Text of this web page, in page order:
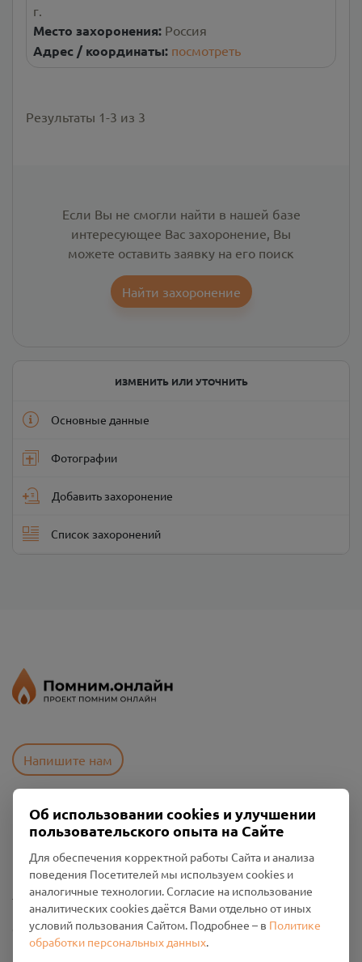
г.
Место захоронения: Россия
Адрес / координаты: посмотреть
Результаты 1-3 из 3
Если Вы не смогли найти в нашей базе
интересующее Вас захоронение, Вы
можете оставить заявку на его поиск
Найти захоронение
ИЗМЕНИТЬ ИЛИ УТОЧНИТЬ
Основные данные
Фотографии
Добавить захоронение
Список захоронений
Напишите нам
Пользовательское соглашение
Политика конфиденциальности
Промо-материалы
Настройки cookies
Общество с ограниченной ответственностью «Смоленский
Проект Помним»
Об использовании cookies и улучшении
пользовательского опыта на Сайте
Для обеспечения корректной работы Сайта и анализа
поведения Посетителей мы используем cookies и
аналогичные технологии. Согласие на использование
аналитических cookies даётся Вами отдельно от иных
условий пользования Сайтом. Подробнее – в Политике
обработки персональных данных.